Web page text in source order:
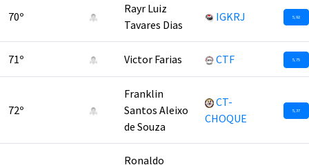
70º
Rayr Luiz
Tavares Dias
IGKRJ 5,92
71º Victor Farias CTF 5,75
72º
Franklin
Santos Aleixo
de Souza
CT-
CHOQUE
5,37
Ronaldo